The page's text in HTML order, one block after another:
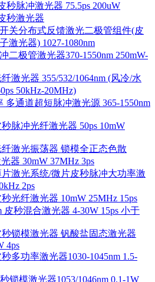
秒脉冲激光器 75.5ps 200uW
秒激光器
关分布式反馈激光二极管组件(皮
激光器) 1027-1080nm
二极管激光器370-1550nm 250mW-
激光器 355/532/1064nm (风冷/水
50kHz-20MHz)
多通道超短脉冲激光源 365-1550nm
脉冲光纤激光器 50ps 10mW
纤激光振荡器 锁模全正态色散
器 30mW 37MHz 3ps
片激光系统/微片皮秒脉冲大功率激
2ps
光纤激光器 10mW 25MHz 15ps
皮秒混合激光器 4-30W 15ps 小于
秒锁模激光器 钒酸盐固态激光器
4ps
多功率激光器1030-1045nm 1.5-
锁模激光器1053/1046nm 0.1-1W